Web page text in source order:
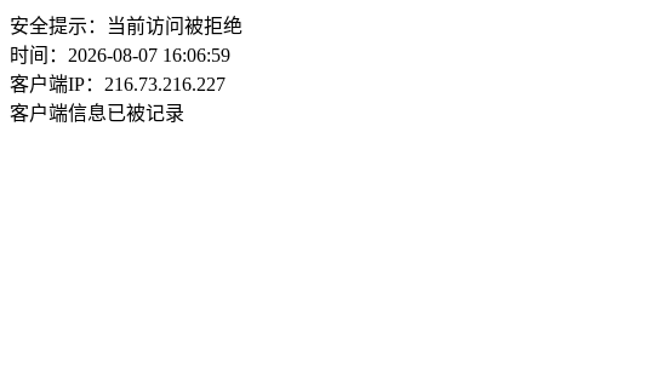
安全提示：当前访问被拒绝
时间：2026-08-07 16:06:59
客户端IP：216.73.216.227
客户端信息已被记录